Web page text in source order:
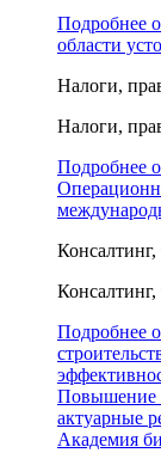
Подробнее
области
Налоги,
Налоги,
Подробнее
Подробнее
Повышение
актуарные
Академия